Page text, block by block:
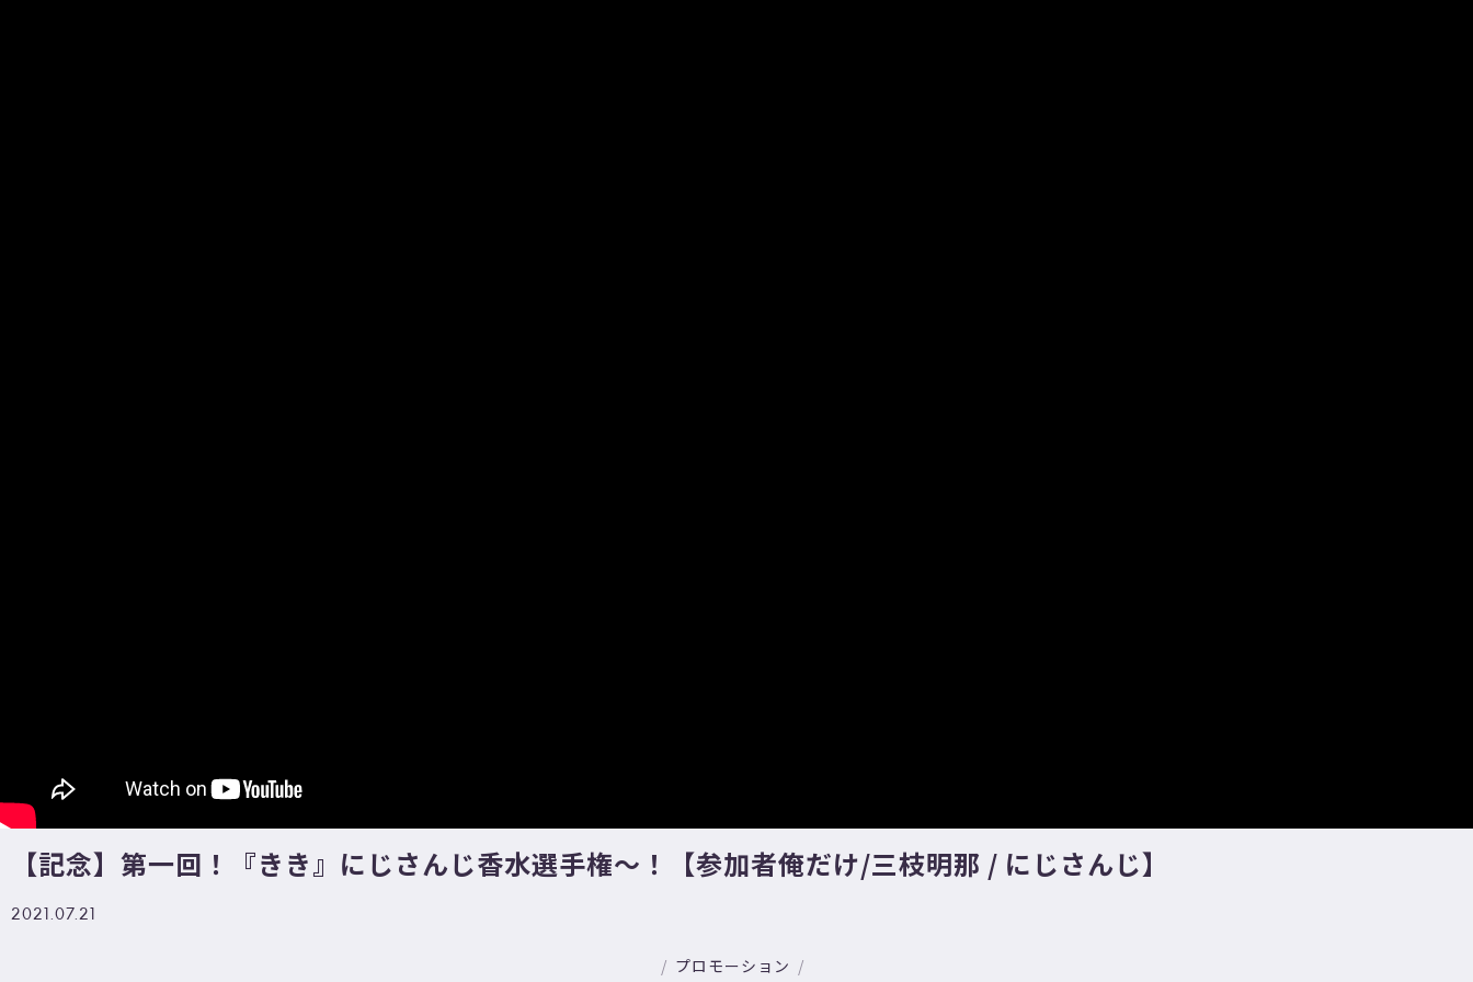
【記念】第一回！『きき』にじさんじ香水選手権～！【参加者俺だけ/三枝明那 / にじさんじ】
2021.07.21
プロモーション